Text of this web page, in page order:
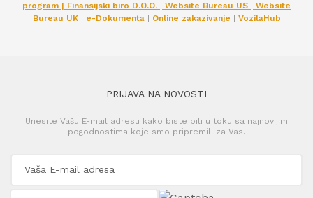
program | Finansijski biro D.O.O.
Website Bureau US
Website
Bureau UK| e-Dokumenta| Online zakazivanje VozilaHub
PRIJAVA NA NOVOSTI
Unesite Vašu E-mail adresu kako biste bili u toku sa najnovijim
pogodnostima koje smo pripremili za Vas.